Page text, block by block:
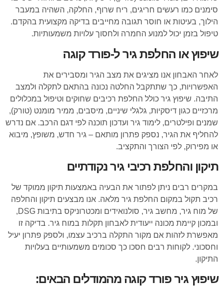
סימנים כמו רעשים חריגים, ריח שרוף, החלקה, השהיה במעבר
הילוך, בעיטות או חוסר תגובה מחייבים בדיקה מקצועית בהקדם.
טיפול בזמן יכול למנוע החמרה ולחסוך עלויות משמעותיות.
שיפוץ או החלפת גיר ל-פורד קוגה
לאחר האבחון אנו מציגים את מצב הגיר ומסבירים את
האפשרויות, כך שתתקבל החלטה נכונה בהתאם לתקלה ולמצב
התיבה. שיפוץ גיר כולל החלפת רכיבים שחוקים וטיפול במכלולים
מרכזיים כגון דיסקיות, גלגלי שיניים, מיסבים, ממיר מומנט (טורק),
שמנים ופילטרים, לימוד גיר ועדכון תוכנה לפי דגם הרכב. אם נדרש
להחליף את הגיר, נספק פתרון מותאם – גיר חדש, משופץ, מיבוא
או מפירוק, לפי הצורך והתקציב.
תיקון והחלפת רכיבי גיר נקודתיים
במקרים רבים ניתן לפתור את הבעיה באמצעות תיקון ממוקד של
רכיב תקול במקום החלפת גיר מלאה. אנו מבצעים תיקון והחלפה
של מוח גיר, מחשב גיר, סולנואידים ומכטרוניקס בתיבות DSG,
ובמכון קיימת מכונה ייעודית לאבחון תקלות במוח גיר. בדיקה זו
מאפשרת לזהות אם מקור התקלה ברכיב עצמו, ולספק פתרון יעיל
וחסכוני. לקוחות רבים חסכו כך סכומים משמעותיים בעלויות
התיקון.
שיפוץ גיר פורד קוגה מהמודלים הבאים: